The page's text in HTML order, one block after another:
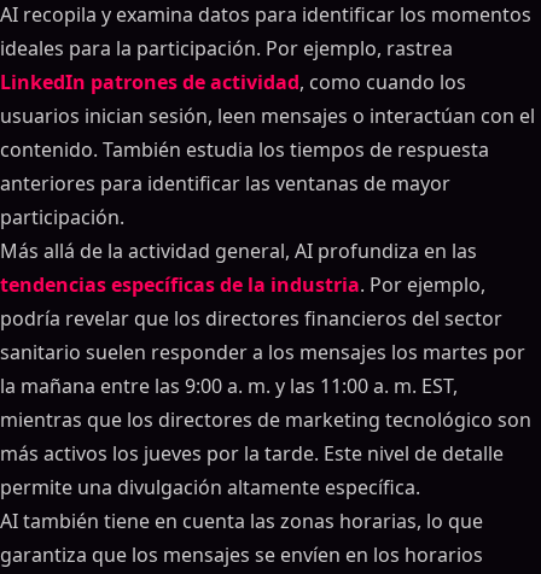
AI recopila y examina datos para identificar los momentos
ideales para la participación. Por ejemplo, rastrea
LinkedIn patrones de actividad, como cuando los
usuarios inician sesión, leen mensajes o interactúan con el
contenido. También estudia los tiempos de respuesta
anteriores para identificar las ventanas de mayor
participación.
Más allá de la actividad general, AI profundiza en las
tendencias específicas de la industria. Por ejemplo,
podría revelar que los directores financieros del sector
sanitario suelen responder a los mensajes los martes por
la mañana entre las 9:00 a. m. y las 11:00 a. m. EST,
mientras que los directores de marketing tecnológico son
más activos los jueves por la tarde. Este nivel de detalle
permite una divulgación altamente específica.
AI también tiene en cuenta las zonas horarias, lo que
garantiza que los mensajes se envíen en los horarios